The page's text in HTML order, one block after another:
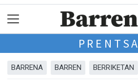
PRENTSA
BARRENA BARREN BERRIKETAN